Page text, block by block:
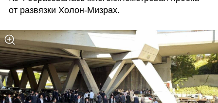
от развязки Холон-Мизрах.